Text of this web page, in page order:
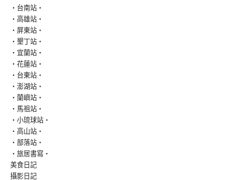
‧台南站‧
‧高雄站‧
‧屏東站‧
‧墾丁站‧
‧宜蘭站‧
‧花蓮站‧
‧台東站‧
‧澎湖站‧
‧蘭嶼站‧
‧馬祖站‧
‧小琉球站‧
‧高山站‧
‧部落站‧
‧旅居書寫‧
美食日記
攝影日記